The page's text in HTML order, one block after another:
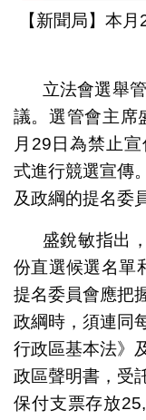
【新聞局】本
立法會選舉
議。選管會主席
月29日為禁止
式進行競選宣傳
及政綱的提名委
盛銳敏指出
份直選候選名單
提名委員會應把
政綱時，須連同
行政區基本法》
政區聲明書，受
保付支票存放